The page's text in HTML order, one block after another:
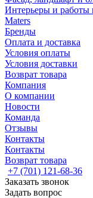
Интерьеры и
Maters
Бренды
Оплата и доставка
Условия оплаты
Условия доставки
Возврат товара
Компания
О компании
Новости
Команда
Отзывы
Контакты
Контакты
Возврат товара
+7 (701) 121-68-36
Заказать звонок
Задать вопрос